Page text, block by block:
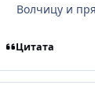
Волчицу и
Цитата